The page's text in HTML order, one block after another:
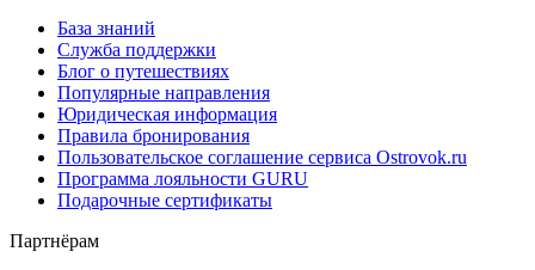
База знаний
Служба поддержки
Блог о путешествиях
Популярные направления
Юридическая информация
Правила бронирования
Пользовательское соглашение сервиса Ostrovok.ru
Программа лояльности GURU
Подарочные сертификаты
Партнёрам